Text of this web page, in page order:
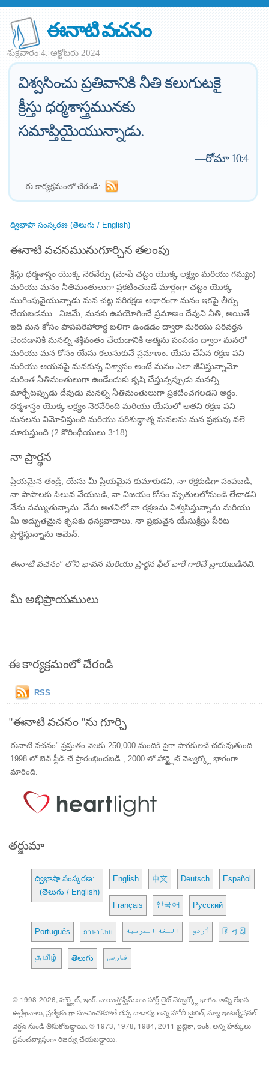
ఈనాటి వచనం
శుక్రవారం 4. అక్టోబరు 2024
విశ్వసించు ప్రతివానికి నీతి కలుగుటకై
క్రీస్తు ధర్మశాస్త్రమునకు
సమాప్తియైయున్నాడు.
—రోమా 10:4
ఈ కార్యక్రమంలో చేరండి:
ద్విభాషా సంస్కరణ (తెలుగు / English)
ఈనాటి వచనమునుగూర్చిన తలంపు
క్రీస్తు ధర్మశాస్త్రం యొక్క నెరవేర్పు (మోషే చట్టం యొక్క లక్ష్యం మరియు గమ్యం)
మరియు మనం నీతిమంతులుగా ప్రకటించబడే మార్గంగా చట్టం యొక్క
ముగింపునైయున్నాడు మన చట్ట పరిరక్షణ ఆధారంగా మనం ఇకపై తీర్పు
చేయబడము . నిజమే, మనకు ఉపయోగించే ప్రమాణం దేవుని నీతి, అయితే
ఇది మన కోసం పాపపరిహారార్థ బలిగా ఉండడం ద్వారా మరియు పరివర్తన
చెందడానికి మనల్ని శక్తివంతం చేయడానికి ఆత్మను పంపడం ద్వారా మనలో
మరియు మన కోసం యేసు కలుసుకునే ప్రమాణం. యేసు చేసిన రక్షణ పని
మరియు ఆయనపై మనకున్న విశ్వాసం అంటే మనం ఎలా జీవిస్తున్నామో
మరింత నీతిమంతులుగా ఉండేందుకు కృషి చేస్తున్నప్పుడు మనల్ని
మార్చేటప్పుడు దేవుడు మనల్ని నీతిమంతులుగా ప్రకటించగలడని అర్థం.
ధర్మశాస్త్రం యొక్క లక్ష్యం నెరవేరింది మరియు యేసులో అతని రక్షణ పని
మనలను విమోచిస్తుంది మరియు పరిశుద్ధాత్మ మనలను మన ప్రభువు వలె
మారుస్తుంది (2 కొరింథీయులు 3:18).
నా ప్రార్థన
ప్రియమైన తండ్రీ, యేసు మీ ప్రియమైన కుమారుడని, నా రక్షకుడిగా పంపబడి,
నా పాపాలకు సిలువ వేయబడి, నా విజయం కోసం మృతులలోనుండి లేచాడని
నేను నమ్ముతున్నాను. నేను అతనిలో నా రక్షణను విశ్వసిస్తున్నాను మరియు
మీ అద్భుతమైన కృపకు ధన్యవాదాలు. నా ప్రభువైన యేసుక్రీస్తు పేరిట
ప్రార్థిస్తున్నాను ఆమెన్.
ఈనాటి వచనం" లోని భావన మరియు ప్రార్థన ఫీల్ వారే గారిచే వ్రాయబడినవి.
మీ అభిప్రాయములు
ఈ కార్యక్రమంలో చేరండి
RSS
"ఈనాటి వచనం "ను గూర్చి
ఈనాటి వచనం" ప్రస్తుతం నెలకు 250,000 మందికి పైగా పాఠకులచే చదువుతుంది.
1998 లో బెన్ స్టీడ్ చే ప్రారంభించబడి , 2000 లో హార్ట్లైట్ నెట్వర్క్లో భాగంగా
మారింది.
తర్జుమా
ద్విభాషా సంస్కరణ:
(తెలుగు / English)
English 中文 Deutsch Español
Français 한국어 Русский
Português ภาษาไทย اللغة العربية اُردو हिन्दी
தமிழ் తెలుగు فارسی
© 1998-2026, హార్ట్లైట్, ఇంక్. వాయిస్హోఫ్హీమ్.కాం హార్ట్ లైట్ నెట్వర్క్లో భాగం. అన్ని లేఖన
ఉల్లేఖనాలు, ప్రత్యేకం గా సూచించకపోతే తప్ప దాదాపు అన్ని హోలీ బైబిల్, న్యూ ఇంటర్నేషనల్
వెర్షన్ నుండి తీసుకోబడ్డాయి. © 1973, 1978, 1984, 2011 బైబ్లికా, ఇంక్. అన్ని హక్కులు
ప్రపంచవ్యాప్తంగా రిజర్వు చేయబడ్డాయి.